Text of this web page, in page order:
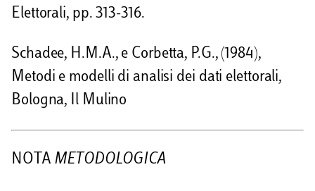
Elettorali, pp. 313-316.
Schadee, H.M.A., e Corbetta, P.G., (1984),
Metodi e modelli di analisi dei dati elettorali,
Bologna, Il Mulino
NOTA METODOLOGICA